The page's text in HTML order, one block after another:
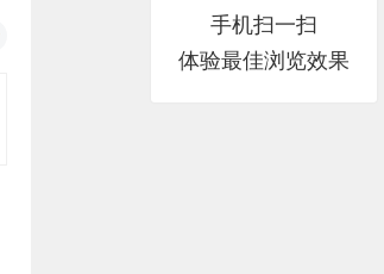
手机扫一扫
体验最佳浏览效果